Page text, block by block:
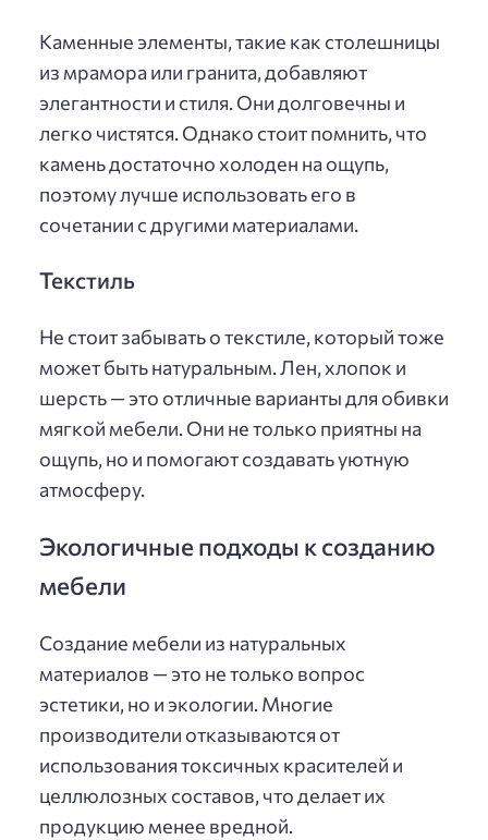
Каменные элементы, такие как столешницы
из мрамора или гранита, добавляют
элегантности и стиля. Они долговечны и
легко чистятся. Однако стоит помнить, что
камень достаточно холоден на ощупь,
поэтому лучше использовать его в
сочетании с другими материалами.
Текстиль
Не стоит забывать о текстиле, который тоже
может быть натуральным. Лен, хлопок и
шерсть — это отличные варианты для обивки
мягкой мебели. Они не только приятны на
ощупь, но и помогают создавать уютную
атмосферу.
Экологичные подходы к созданию
мебели
Создание мебели из натуральных
материалов — это не только вопрос
эстетики, но и экологии. Многие
производители отказываются от
использования токсичных красителей и
целлюлозных составов, что делает их
продукцию менее вредной.